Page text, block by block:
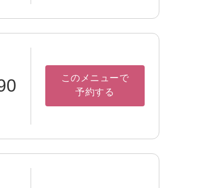
このメニューで
予約する